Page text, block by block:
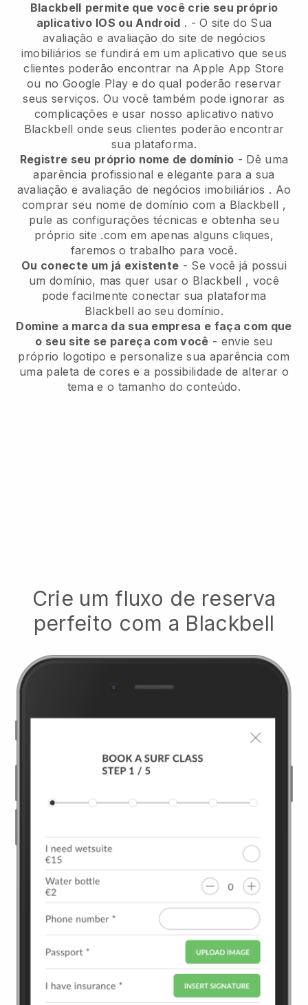
Blackbell permite que você crie seu próprio
aplicativo IOS ou Android . - O site do Sua
avaliação e avaliação do site de negócios
imobiliários se fundirá em um aplicativo que seus
clientes poderão encontrar na Apple App Store
ou no Google Play e do qual poderão reservar
seus serviços. Ou você também pode ignorar as
complicações e usar nosso aplicativo nativo
Blackbell onde seus clientes poderão encontrar
sua plataforma.
Registre seu próprio nome de domínio - Dê uma
aparência profissional e elegante para a sua
avaliação e avaliação de negócios imobiliários . Ao
comprar seu nome de domínio com a Blackbell ,
pule as configurações técnicas e obtenha seu
próprio site .com em apenas alguns cliques,
faremos o trabalho para você.
Ou conecte um já existente - Se você já possui
um domínio, mas quer usar o Blackbell , você
pode facilmente conectar sua plataforma
Blackbell ao seu domínio.
Domine a marca da sua empresa e faça com que
o seu site se pareça com você - envie seu
próprio logotipo e personalize sua aparência com
uma paleta de cores e a possibilidade de alterar o
tema e o tamanho do conteúdo.
Crie um fluxo de reserva
perfeito com a Blackbell